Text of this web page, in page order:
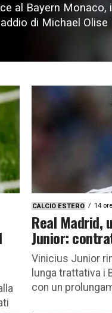
al Bayern Monaco, i
di Michael Olise
CALCIO ESTERO 14
Real Madrid,
Junior:
Vinicius Junior
lunga trattativa i
con un